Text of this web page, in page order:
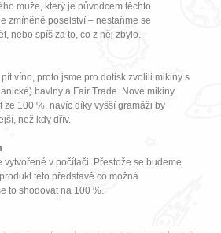
muže, který je původcem těchto
zmíněné poselství – nestaňme se
nebo spíš za to, co z něj zbylo.
víno, proto jsme pro dotisk zvolili mikiny s
bavlny a Fair Trade. Nové mikiny
ze 100 %, navíc díky vyšší gramáži by
než kdy dřív.
v počítači. Přestože se budeme
této představě co možná
to shodovat na 100 %.